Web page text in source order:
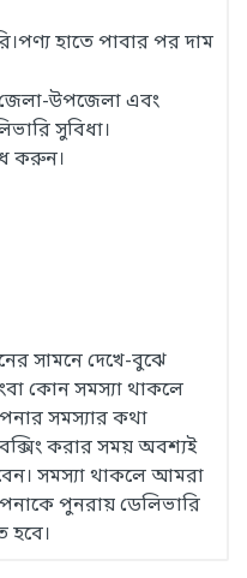
হাতে পাবার পর দাম
জেলা-উপজেলা এবং
সুবিধা।
করুন।
সামনে দেখে-বুঝে
কোন সমস্যা থাকলে
সমস্যার কথা
করার সময় অবশ্যই
সমস্যা থাকলে আমরা
পুনরায় ডেলিভারি
হবে।